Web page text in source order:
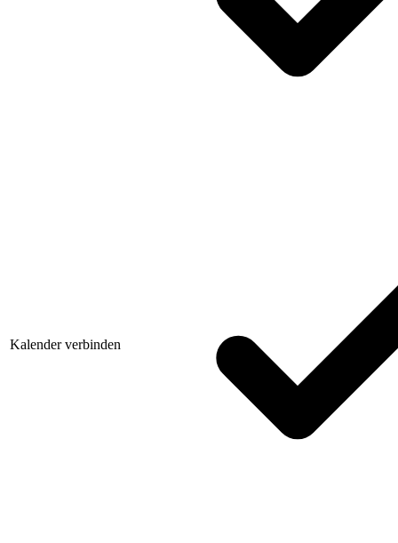
Kalender verbinden